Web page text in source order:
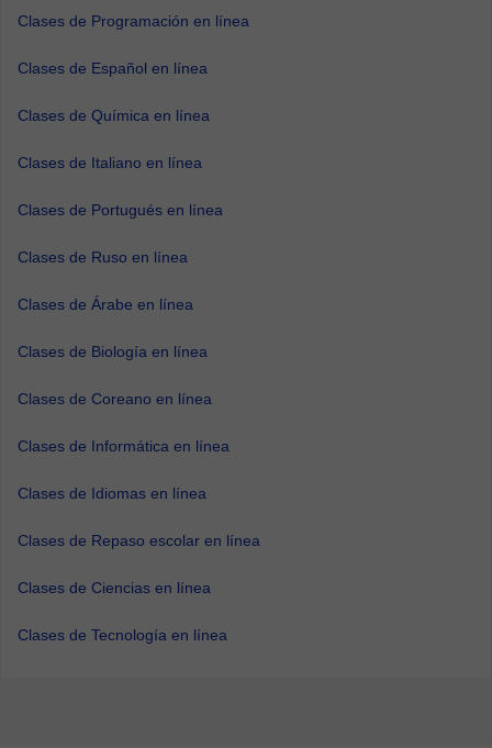
Clases de Programación en línea
Clases de Español en línea
Clases de Química en línea
Clases de Italiano en línea
Clases de Portugués en línea
Clases de Ruso en línea
Clases de Árabe en línea
Clases de Biología en línea
Clases de Coreano en línea
Clases de Informática en línea
Clases de Idiomas en línea
Clases de Repaso escolar en línea
Clases de Ciencias en línea
Clases de Tecnología en línea